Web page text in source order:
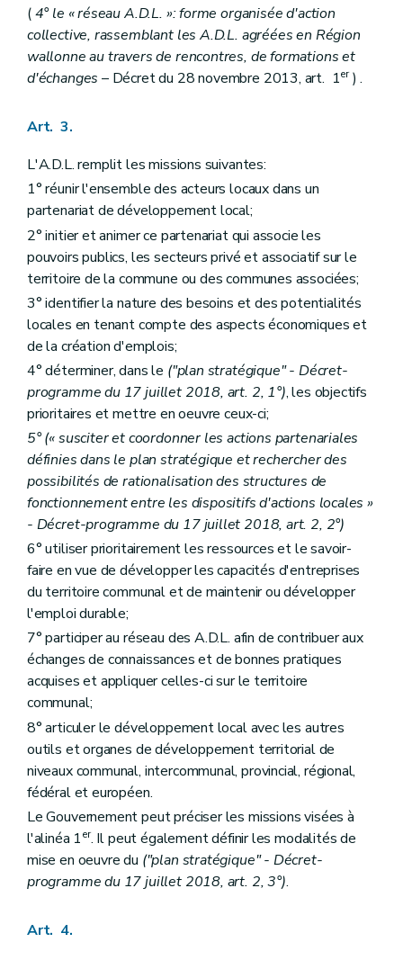
(4° le « réseau A.D.L. »: forme organisée d'action
collective, rassemblant les A.D.L. agréées en Région
wallonne au travers de rencontres, de formations et
d'échanges – Décret du 28 novembre 2013, art. 1er) .
Art. 3.
L'A.D.L. remplit les missions suivantes:
1° réunir l'ensemble des acteurs locaux dans un
partenariat de développement local;
2° initier et animer ce partenariat qui associe les
pouvoirs publics, les secteurs privé et associatif sur le
territoire de la commune ou des communes associées;
3° identifier la nature des besoins et des potentialités
locales en tenant compte des aspects économiques et
de la création d'emplois;
4° déterminer, dans le ("plan stratégique" - Décret-
programme du 17 juillet 2018, art. 2, 1°), les objectifs
prioritaires et mettre en oeuvre ceux-ci;
5° (« susciter et coordonner les actions partenariales
définies dans le plan stratégique et rechercher des
possibilités de rationalisation des structures de
fonctionnement entre les dispositifs d'actions locales »
- Décret-programme du 17 juillet 2018, art. 2, 2°)
6° utiliser prioritairement les ressources et le savoir-
faire en vue de développer les capacités d'entreprises
du territoire communal et de maintenir ou développer
l'emploi durable;
7° participer au réseau des A.D.L. afin de contribuer aux
échanges de connaissances et de bonnes pratiques
acquises et appliquer celles-ci sur le territoire
communal;
8° articuler le développement local avec les autres
outils et organes de développement territorial de
niveaux communal, intercommunal, provincial, régional,
fédéral et européen.
Le Gouvernement peut préciser les missions visées à
l'alinéa 1er. Il peut également définir les modalités de
mise en oeuvre du ("plan stratégique" - Décret-
programme du 17 juillet 2018, art. 2, 3°).
Art. 4.